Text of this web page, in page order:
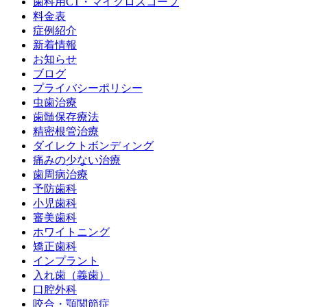
料金表
症例紹介
新着情報
お知らせ
ブログ
プライバシーポリシー
虫歯治療
歯髄保存療法
精密根管治療
ダイレクトボンディング
痛みの少ない治療
歯周病治療
予防歯科
小児歯科
審美歯科
ホワイトニング
矯正歯科
インプラント
入れ歯（義歯）
口腔外科
咬合・顎関節症